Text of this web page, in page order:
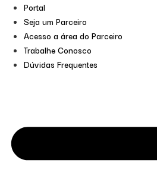
Portal
Seja um Parceiro
Acesso a área do Parceiro
Trabalhe Conosco
Dúvidas Frequentes